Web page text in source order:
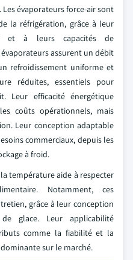
évaporateurs force-air sont
la réfrigération, grâce à leur
et à leurs capacités de
assurent un débit
refroidissement uniforme et
réduites, essentiels pour
Leur efficacité énergétique
coûts opérationnels, mais
Leur conception adaptable
commerciaux, depuis les
à froid.
température aide à respecter
Notamment, ces
grâce à leur conception
glace. Leur applicabilité
comme la fiabilité et la
sur le marché.